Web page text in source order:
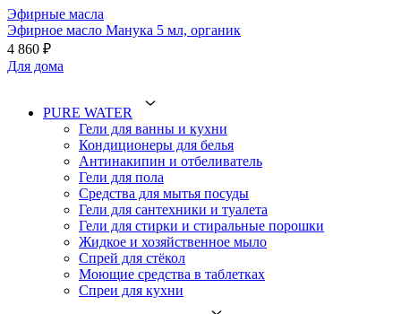
Эфирные масла
Эфирное масло Манука 5 мл, органик
4 860 ₽
Для дома
PURE WATER
Гели для ванны и кухни
Кондиционеры для белья
Антинакипин и отбеливатель
Гели для пола
Средства для мытья посуды
Гели для сантехники и туалета
Гели для стирки и стиральные порошки
Жидкое и хозяйственное мыло
Спрей для стёкол
Моющие средства в таблетках
Спреи для кухни